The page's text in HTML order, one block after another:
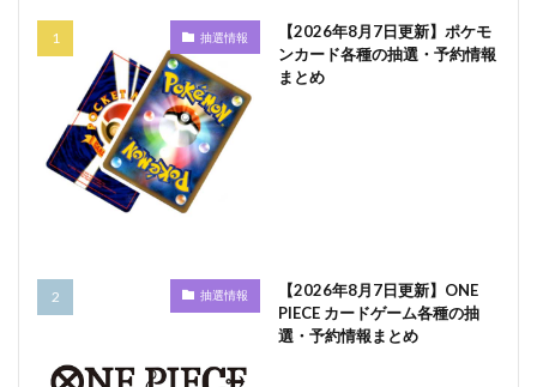
抽選情報
【2026年8月7日更新】ポケモ
ンカード各種の抽選・予約情報
まとめ
抽選情報
【2026年8月7日更新】ONE
PIECE カードゲーム各種の抽
選・予約情報まとめ